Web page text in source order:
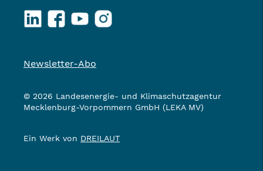
LinkedInFacebookYouTubeInstagram
Newsletter-Abo
© 2026 Landesenergie- und Klimaschutzagentur
Mecklenburg-Vorpommern GmbH (LEKA MV)
Ein Werk von DREILAUT